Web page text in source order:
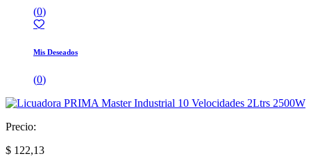
(0)
Mis Deseados
(0)
Precio:
$ 122,13